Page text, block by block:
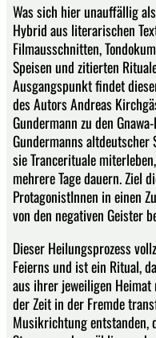
Was sich hier unauffällig
Hybrid aus literarischen
Filmausschnitten,
Speisen und zitierten
Ausgangspunkt findet
des Autors Andreas
Gundermann zu den
Gundermanns altdeutscher
sie Trancerituale
mehrere Tage dauern. Ziel
ProtagonistInnen in einen
von den negativen Geister
Dieser Heilungsprozess
Feierns und ist ein Ritual,
aus ihrer jeweiligen
der Zeit in der Fremde
Musikrichtung entstanden,